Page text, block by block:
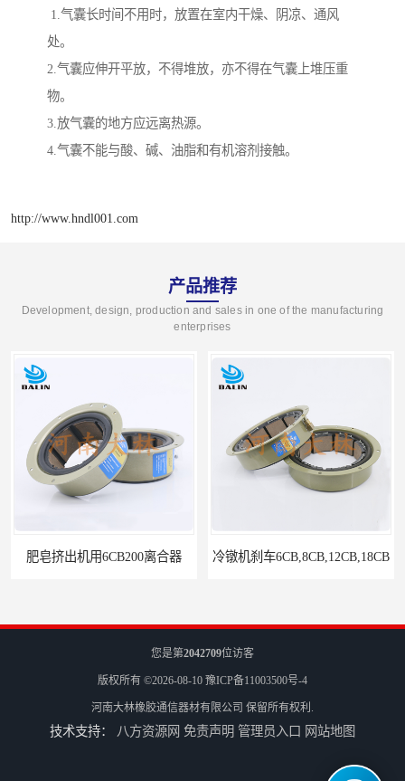
1.气囊长时间不用时，放置在室内干燥、阴凉、通风
处。
2.气囊应伸开平放，不得堆放，亦不得在气囊上堆压重
物。
3.放气囊的地方应远离热源。
4.气囊不能与酸、碱、油脂和有机溶剂接触。
http://www.hndl001.com
产品推荐
Development, design, production and sales in one of the manufacturing
enterprises
肥皂挤出机用6CB200离合器 冷镦机刹车6CB,8CB,12CB,18CB
您是第2042709位访客
版权所有 ©2026-08-10 豫ICP备11003500号-4
河南大林橡胶通信器材有限公司 保留所有权利.
技术支持： 八方资源网 免责声明 管理员入口 网站地图